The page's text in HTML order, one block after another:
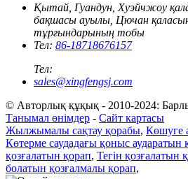
Қытай, Гуандун, Хуэйчжоу
бақшасы ауылы, Цючан
тұрғындарының тобы
Тел: 86-18718676157
Тел:
sales@xingfengsj.com
© Авторлық құқық - 2010-2024:
Танымал өнімдер - Сайт картасы
Жылжымалы сақтау қорабы, Көшуге
Көтерме саудадағы қоныс аударатын
қозғалатын қорап, Тегін қозғалатын
болатын қозғалмалы қорап,